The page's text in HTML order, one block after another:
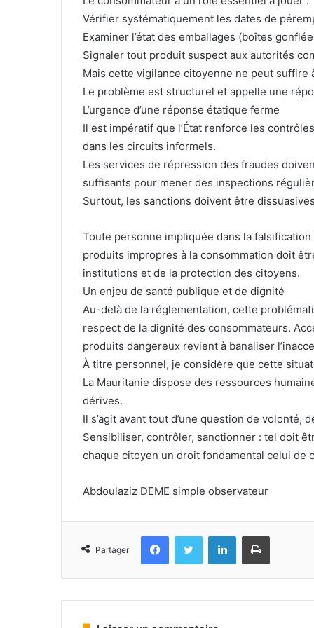
Vérifier systématiquement les dates de
Examiner l’état des emballages (boîtes
Signaler tout produit suspect aux autorités
Mais cette vigilance citoyenne ne peut suffire
Le problème est structurel et appelle une
L’urgence d’une réponse étatique ferme
Il est impératif que l’État renforce les
dans les circuits informels.
Les services de répression des fraudes
suffisants pour mener des inspections
Surtout, les sanctions doivent être
Toute personne impliquée dans la
produits impropres à la consommation doit
institutions et de la protection des citoyens.
Un enjeu de santé publique et de dignité
Au-delà de la réglementation, cette
respect de la dignité des consommateurs.
produits dangereux revient à banaliser
À titre personnel, je considère que cette
La Mauritanie dispose des ressources
dérives.
Il s’agit avant tout d’une question de
Sensibiliser, contrôler, sanctionner : tel doit
chaque citoyen un droit fondamental celui de
Abdoulaziz DEME simple observateur
Partager
FacebookTwitter LinkedinImprimer